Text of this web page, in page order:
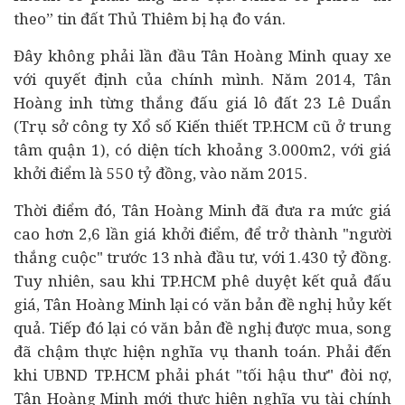
theo” tin đất Thủ Thiêm bị hạ đo ván.
Đây không phải lần đầu Tân Hoàng Minh quay xe
với quyết định của chính mình. Năm 2014, Tân
Hoàng inh từng thắng đấu giá lô đất 23 Lê Duẩn
(Trụ sở công ty Xổ số Kiến thiết TP.HCM cũ ở trung
tâm quận 1), có diện tích khoảng 3.000m2, với giá
khởi điểm là 550 tỷ đồng, vào năm 2015.
Thời điểm đó, Tân Hoàng Minh đã đưa ra mức giá
cao hơn 2,6 lần giá khởi điểm, để trở thành "người
thắng cuộc" trước 13 nhà đầu tư, với 1.430 tỷ đồng.
Tuy nhiên, sau khi TP.HCM phê duyệt kết quả đấu
giá, Tân Hoàng Minh lại có văn bản đề nghị hủy kết
quả. Tiếp đó lại có văn bản đề nghị được mua, song
đã chậm thực hiện nghĩa vụ thanh toán. Phải đến
khi UBND TP.HCM phải phát "tối hậu thư" đòi nợ,
Tân Hoàng Minh mới thực hiện nghĩa vụ tài chính